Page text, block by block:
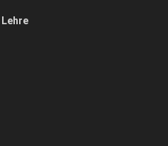
Lehre